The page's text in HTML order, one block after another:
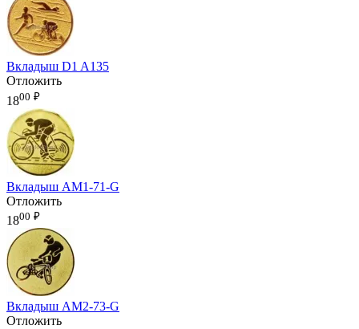
Вкладыш D1 A135
Отложить
1800 ₽
Вкладыш AM1-71-G
Отложить
1800 ₽
Вкладыш AM2-73-G
Отложить